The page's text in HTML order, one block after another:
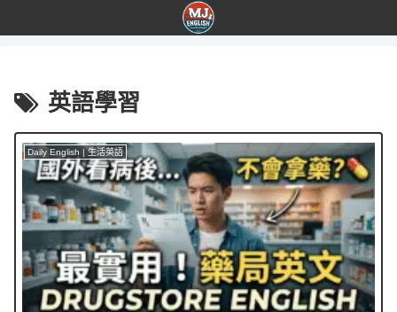
英語學習
Daily English | 生活英語